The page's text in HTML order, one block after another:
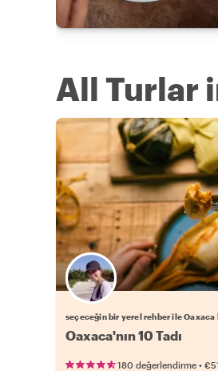
All Turlar
Favori yerel
seçeceğin bir yerel rehber ile Oaxaca
Oaxaca'nın 10 Tadı
180 değerlendirme •